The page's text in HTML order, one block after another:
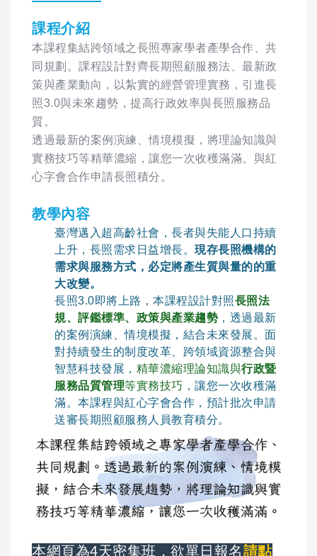
課程介紹
本課程集結跨領域之長照專家學者產學合作、共
同規劃。課程設計對齊長期照顧服務法、最新政
策與產業動向，以紮實的經營管理實務，引進長
照3.0與未來趨勢，提高行政效率與長照服務品
質。
透過最新的案例演練、情境模擬，將理論知識與
實務技巧等精華濃縮，讓您一次收穫滿滿。與紅
心字會合作申請長照積分。
教學內容
臺灣邁入超高齡社會，長者與失能人口持續
上升，長照需求日益增長。 現存長照機構的
需求與服務方式，必定將產生質與量的的重
大改變。
長照3.0即將上路，本課程設計對照長照法
規、評鑑標準、政策與產業趨勢 ，透過最新
的案例演練、情境模擬，結合未來發展。面
對持續發生的制度改革、跨領域資源整合與
智慧科技發展， 精華濃縮理論知識與行政暨
服務品質管理等實務技巧 ，讓您一次收穫滿
滿。本課程與紅心字會合作，預計批次申請
送審長期照顧服務人員教育積分。
本網頁為4天密集班，欲單日報名請點